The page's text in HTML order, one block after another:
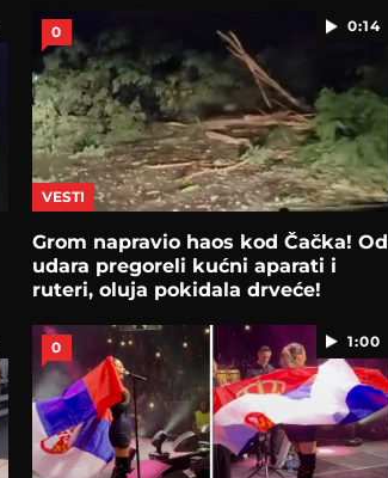
0:14
0
VESTI
Grom napravio haos kod Čačka! Od
udara pregoreli kućni aparati i
ruteri, oluja pokidala drveće!
1:00
0